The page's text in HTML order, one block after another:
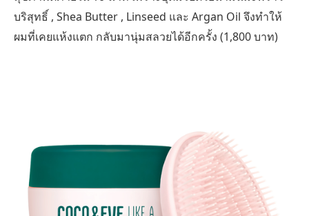
บริสุทธิ์ , Shea Butter , Linseed และ Argan Oil จึงทำให้
ผมที่เคยแห้งแตก กลับมานุ่มสลวยได้อีกครั้ง (1,800 บาท)